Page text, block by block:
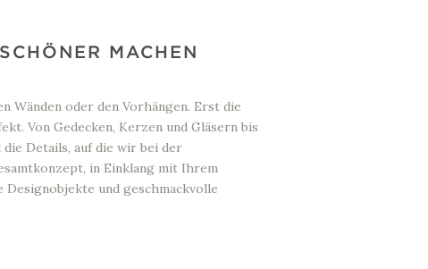
MACHEN
Wänden oder den Vorhängen. Erst die
Von Gedecken, Kerzen und Gläsern bis
Details, auf die wir bei der
in Einklang mit Ihrem
Designobjekte und geschmackvolle